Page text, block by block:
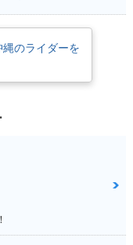
キックタイプ・特
のライダーを